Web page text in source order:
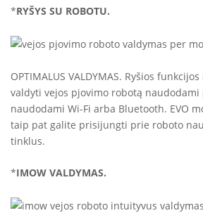
*RYŠYS SU ROBOTU.
OPTIMALUS VALDYMAS. Ryšios
valdyti vejos pjovimo robotą naudodami
naudodami Wi-Fi arba Bluetooth. EVO
taip pat galite prisijungti prie roboto
tinklus.
*IMOW VALDYMAS.